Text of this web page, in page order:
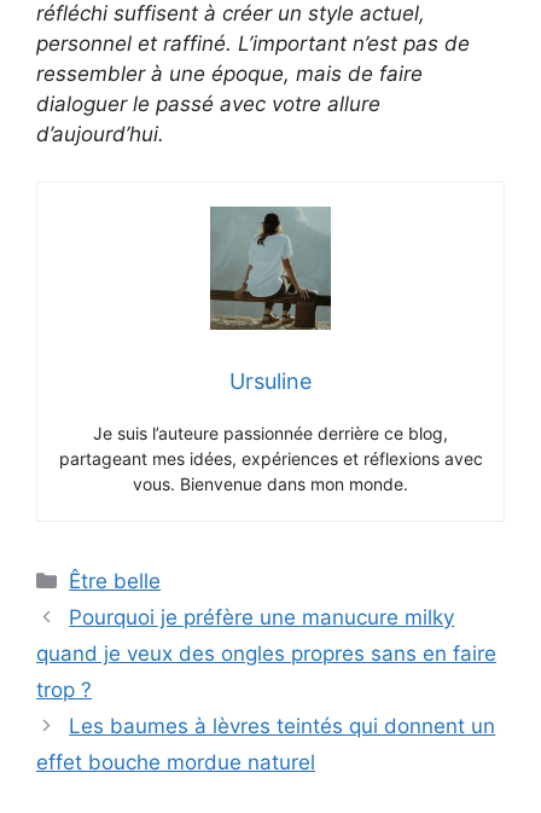
réfléchi suffisent à créer un style actuel,
personnel et raffiné. L’important n’est pas de
ressembler à une époque, mais de faire
dialoguer le passé avec votre allure
d’aujourd’hui.
Ursuline
Je suis l’auteure passionnée derrière ce blog,
partageant mes idées, expériences et réflexions avec
vous. Bienvenue dans mon monde.
Catégories
Être belle
Pourquoi je préfère une manucure milky
quand je veux des ongles propres sans en faire
trop ?
Les baumes à lèvres teintés qui donnent un
effet bouche mordue naturel